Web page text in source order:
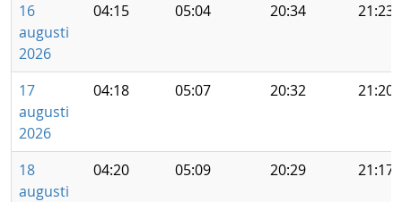
16
augusti
2026
04:15 05:04 20:34 21:23
17
augusti
2026
04:18 05:07 20:32 21:20
18
augusti
04:20 05:09 20:29 21:17